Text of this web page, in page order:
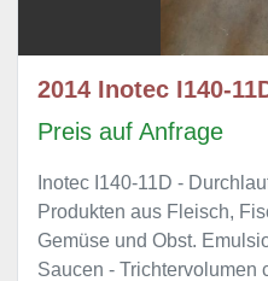
2014 Inotec I140-
Preis auf Anfrage
Inotec I140-11D -
Produkten aus Fleisch,
Gemüse und Obst.
Saucen - Trichtervolumen